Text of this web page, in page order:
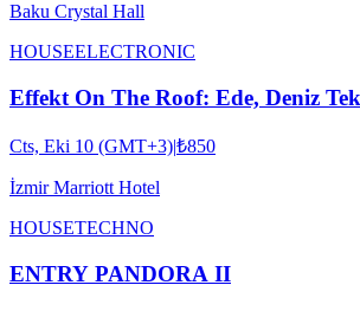
Baku Crystal Hall
HOUSEELECTRONIC
Effekt On The Roof: Ede, Deniz
Cts, Eki 10 (GMT+3)|₺850
İzmir Marriott Hotel
HOUSETECHNO
ENTRY PANDORA II